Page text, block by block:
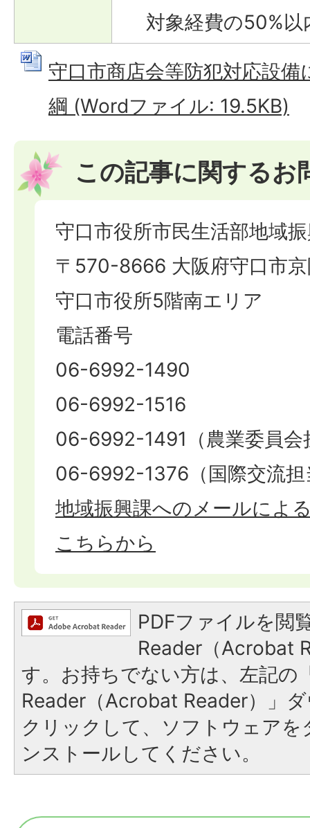
対象経費の50%以
守口市商店会等防犯対応設
綱 (Wordファイル: 19.5KB)
この記事に関するお
守口市役所市民生活部地域
〒570-8666 大阪府守口市
守口市役所5階南エリア
電話番号
06-6992-1490
06-6992-1516
06-6992-1491（農業委員会
06-6992-1376（国際交流担
地域振興課へのメールによ
こちらから
PDFファイルを閲
Reader（Acrobat
す。お持ちでない方は、左記の
Reader（Acrobat Reader）」
クリックして、ソフトウェア
ンストールしてください。